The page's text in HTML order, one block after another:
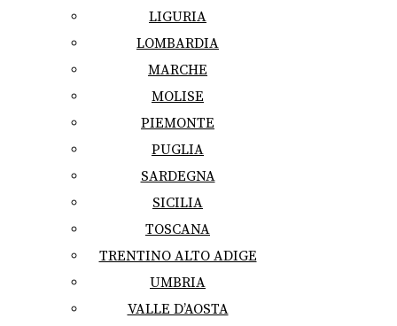
LIGURIA
LOMBARDIA
MARCHE
MOLISE
PIEMONTE
PUGLIA
SARDEGNA
SICILIA
TOSCANA
TRENTINO ALTO ADIGE
UMBRIA
VALLE D’AOSTA